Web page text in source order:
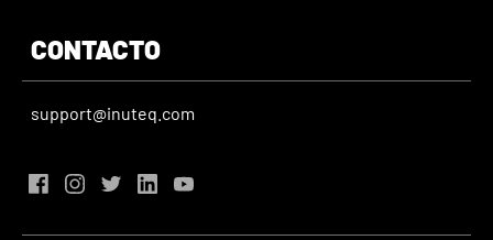
CONTACTO
support@inuteq.com